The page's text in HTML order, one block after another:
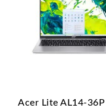
Acer Lite AL14-36P